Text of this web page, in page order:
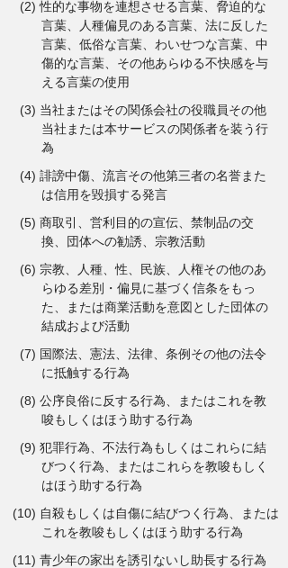
(2) 性的な事物を連想させる言葉、脅迫的な
言葉、人種偏見のある言葉、法に反した
言葉、低俗な言葉、わいせつな言葉、中
傷的な言葉、その他あらゆる不快感を与
える言葉の使用
(3) 当社またはその関係会社の役職員その他
当社または本サービスの関係者を装う行
為
(4) 誹謗中傷、流言その他第三者の名誉また
は信用を毀損する発言
(5) 商取引、営利目的の宣伝、禁制品の交
換、団体への勧誘、宗教活動
(6) 宗教、人種、性、民族、人権その他のあ
らゆる差別・偏見に基づく信条をもっ
た、または商業活動を意図とした団体の
結成および活動
(7) 国際法、憲法、法律、条例その他の法令
に抵触する行為
(8) 公序良俗に反する行為、またはこれを教
唆もしくはほう助する行為
(9) 犯罪行為、不法行為もしくはこれらに結
びつく行為、またはこれらを教唆もしく
はほう助する行為
(10) 自殺もしくは自傷に結びつく行為、または
これを教唆もしくはほう助する行為
(11) 青少年の家出を誘引ないし助長する行為